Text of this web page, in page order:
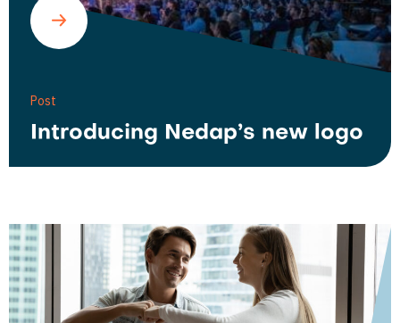
Post
Introducing Nedap’s new logo